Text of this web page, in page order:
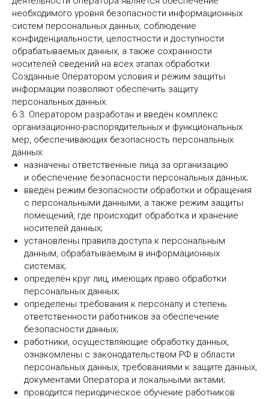
необходимого уровня безопасности информационных
систем персональных данных, соблюдение
конфиденциальности, целостности и доступности
обрабатываемых данных, а также сохранности
носителей сведений на всех этапах обработки.
Созданные Оператором условия и режим защиты
информации позволяют обеспечить защиту
персональных данных.
6.3. Оператором разработан и введён комплекс
организационно-распорядительных и функциональных
мер, обеспечивающих безопасность персональных
данных:
назначены ответственные лица за организацию
и обеспечение безопасности персональных данных;
введён режим безопасности обработки и обращения
с персональными данными, а также режим защиты
помещений, где происходит обработка и хранение
носителей данных;
установлены правила доступа к персональным
данным, обрабатываемым в информационных
системах;
определён круг лиц, имеющих право обработки
персональных данных;
определены требования к персоналу и степень
ответственности работников за обеспечение
безопасности данных;
работники, осуществляющие обработку данных,
ознакомлены с законодательством РФ в области
персональных данных, требованиями к защите данных,
документами Оператора и локальными актами;
проводится периодическое обучение работников